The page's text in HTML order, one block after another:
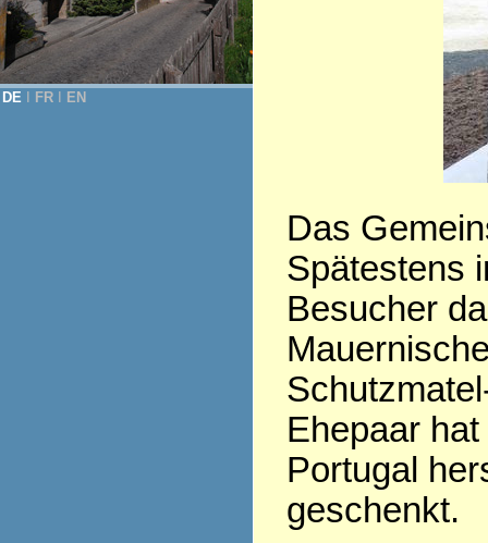
DE FR EN
Das
Spätestens
Besucher
Ehepaar
Portugal
geschenkt.